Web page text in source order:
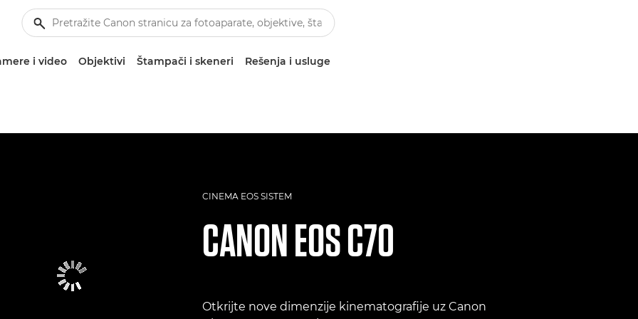
i video Objektivi Štampači i skeneri Rešenja i usluge
CINEMA EOS SISTEM
CANONEOS C70
Otkrijte nove dimenzije kinematografije uz Canon